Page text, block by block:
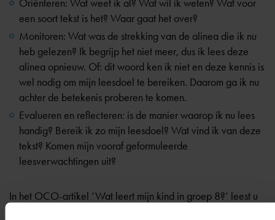
Oriënteren: Wat weet ik al? Wat wil ik weten? Wat voor
een soort tekst is het? Waar gaat het over?
Monitoren: Wat was de strekking van de alinea die ik nu
heb gelezen? Ik begrijp het niet meer, dus ik lees deze
alinea opnieuw. Of: dit woord ken ik niet en deze kennis is
wel nodig om mijn leesdoel te bereiken. Daarom ga ik nu
achter de betekenis proberen te komen.
Evalueren en reflecteren: is de manier waarop ik nu lees
handig? Bereik ik zo mijn leesdoel? Wat vind ik van deze
tekst? Komen mijn vooraf geformuleerde
leesverwachtingen uit?
In het OCO-artikel ‘Wat leert mijn kind in groep 8?’ leest u